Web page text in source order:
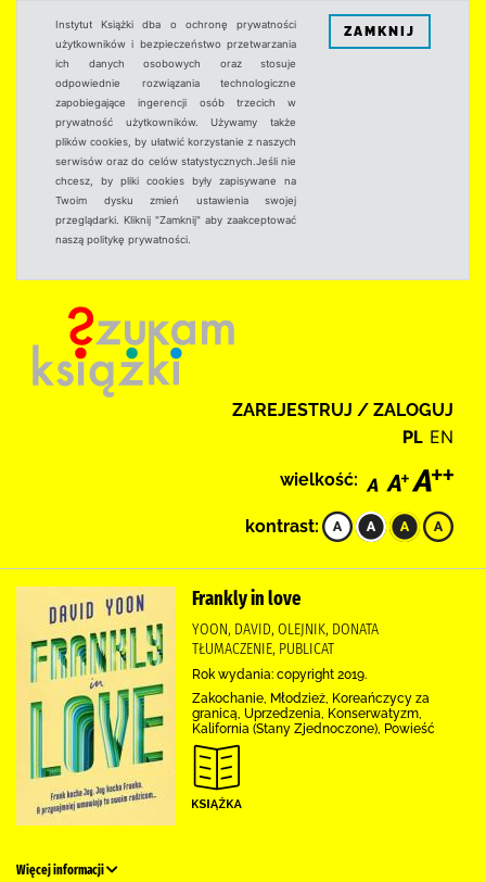
Instytut Książki dba o ochronę prywatności
użytkowników i bezpieczeństwo przetwarzania
ich danych osobowych oraz stosuje
odpowiednie rozwiązania technologiczne
zapobiegające ingerencji osób trzecich w
prywatność użytkowników. Używamy także
plików cookies, by ułatwić korzystanie z naszych
serwisów oraz do celów statystycznych.Jeśli nie
chcesz, by pliki cookies były zapisywane na
Twoim dysku zmień ustawienia swojej
przeglądarki. Kliknij "Zamknij" aby zaakceptować
naszą politykę prywatności.
ZAMKNIJ
ZAREJESTRUJ / ZALOGUJ
PL EN
wielkość:
kontrast:
Frankly in love
YOON, DAVID, OLEJNIK, DONATA
TŁUMACZENIE, PUBLICAT
Rok wydania: copyright 2019.
Zakochanie, Młodzież, Koreańczycy za
granicą, Uprzedzenia, Konserwatyzm,
Kalifornia (Stany Zjednoczone), Powieść
Więcej informacji